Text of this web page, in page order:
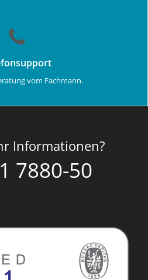
vom Fachmann.
Informationen?
7880-50